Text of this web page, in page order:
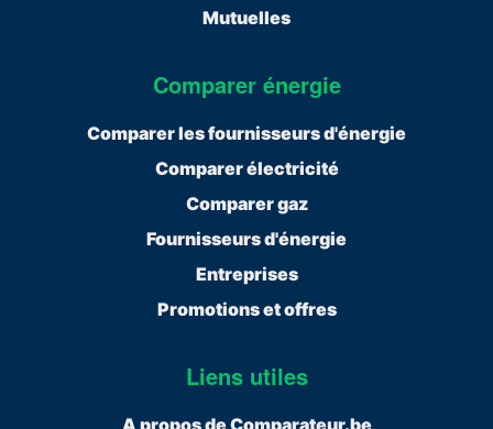
Mutuelles
Comparer énergie
Comparer les fournisseurs d'énergie
Comparer électricité
Comparer gaz
Fournisseurs d'énergie
Entreprises
Promotions et offres
Liens utiles